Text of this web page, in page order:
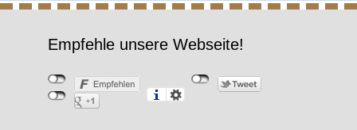
Empfehle unsere Webseite!